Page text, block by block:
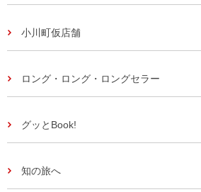
小川町仮店舗
ロング・ロング・ロングセラー
グッとBook!
知の旅へ